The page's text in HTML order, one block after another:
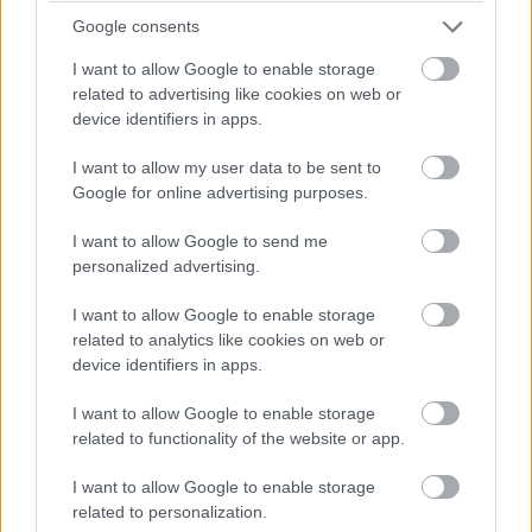
Google consents
I want to allow Google to enable storage
related to advertising like cookies on web or
device identifiers in apps.
I want to allow my user data to be sent to
Google for online advertising purposes.
I want to allow Google to send me
personalized advertising.
I want to allow Google to enable storage
related to analytics like cookies on web or
device identifiers in apps.
I want to allow Google to enable storage
related to functionality of the website or app.
I want to allow Google to enable storage
related to personalization.
Balogh Tamás
Nem tud úrrá lenni a fékproblémákon a Cadillac
Hiába hoztak az F1-es Magyar Nagydíjra fejlesztést is hozzá,
továbbra is szenvednek a fékhűtési problémáktól a Cadillacnél –